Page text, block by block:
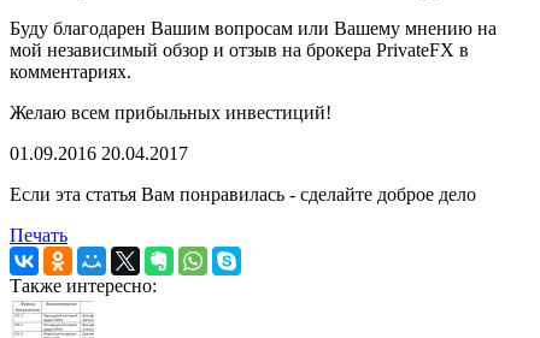
Буду благодарен Вашим вопросам или Вашему мнению на
мой независимый обзор и отзыв на брокера PrivateFX в
комментариях.
Желаю всем прибыльных инвестиций!
01.09.2016 20.04.2017
Если эта статья Вам понравилась - сделайте доброе дело
Печать
Также интересно: